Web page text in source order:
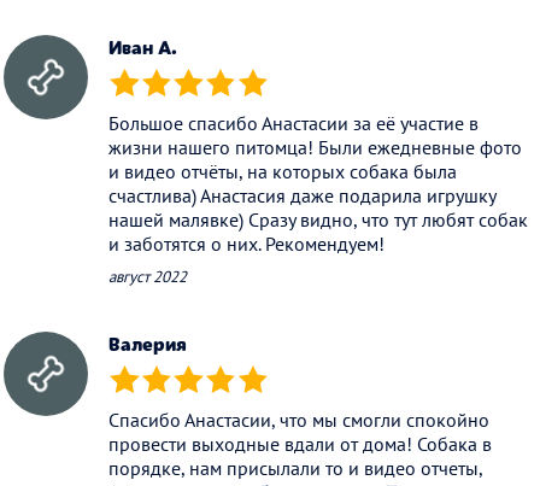
Иван А.
(*) (*) (*) (*) (*)
Большое спасибо Анастасии за её участие в
жизни нашего питомца! Были ежедневные фото
и видео отчёты, на которых собака была
счастлива) Анастасия даже подарила игрушку
нашей малявке) Сразу видно, что тут любят собак
и заботятся о них. Рекомендуем!
август 2022
Валерия
(*) (*) (*) (*) (*)
Спасибо Анастасии, что мы смогли спокойно
провести выходные вдали от дома! Собака в
порядке, нам присылали то и видео отчеты,